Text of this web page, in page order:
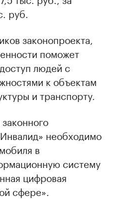
руб.
законопроекта,
поможет
людей с
к объектам
и транспорту.
необходимо
в
систему
цифровая
сфере».